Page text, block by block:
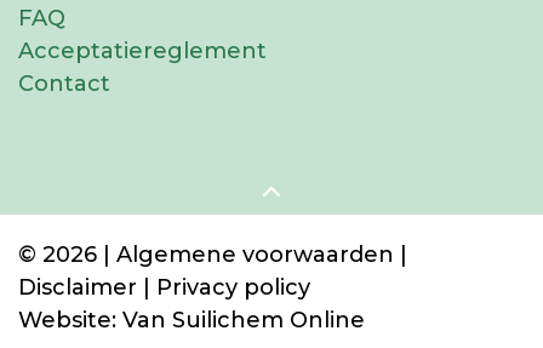
FAQ
Acceptatiereglement
Contact
© 2026 | Algemene voorwaarden
Disclaimer
Privacy policy
Website: Van Suilichem Online